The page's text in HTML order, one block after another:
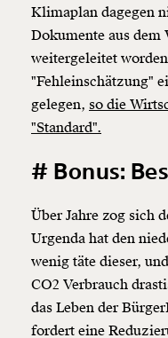
Klimaplan dagegen
Dokumente aus
weitergeleitet
"Fehleinschätzung"
gelegen, so die
"Standard".
# Bonus:
Über Jahre zog sich
Urgenda hat den
wenig täte dieser,
CO2 Verbrauch
das Leben der
fordert eine